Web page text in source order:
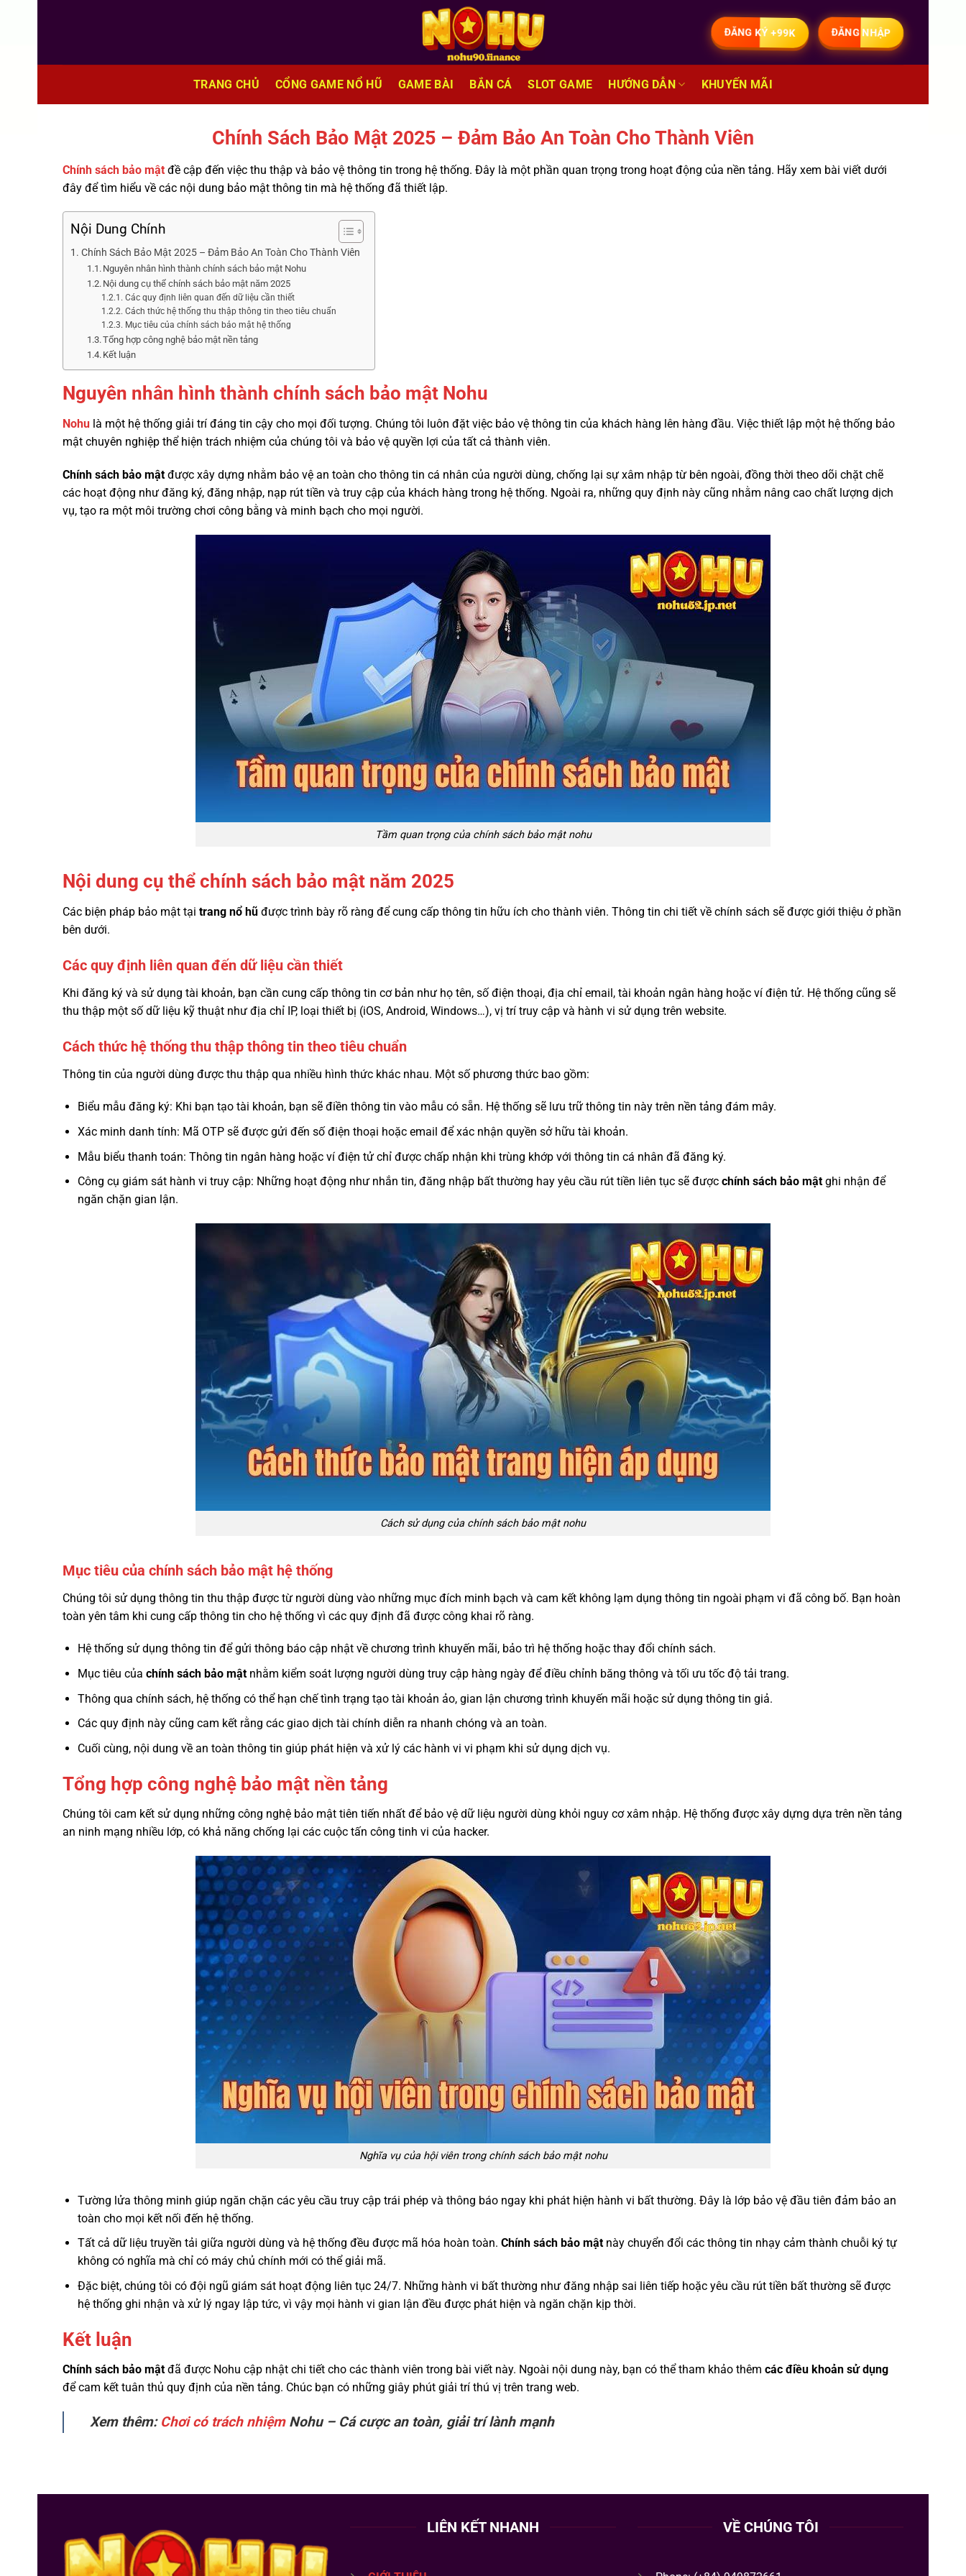
dung
ĐĂNG KÝ +99K ĐĂNG NHẬP
TRANG CHỦ CỔNG GAME NỔ HŨ GAME BÀI BẮN CÁ SLOT GAME HƯỚNG DẪN KHUYẾN MÃI
Chính Sách Bảo Mật 2025 – Đảm Bảo An Toàn Cho Thành Viên
Chính sách bảo mật đề cập đến việc thu thập và bảo vệ thông tin trong hệ thống. Đây là một phần quan trọng trong hoạt động của nền tảng. Hãy xem bài viết dưới
đây để tìm hiểu về các nội dung bảo mật thông tin mà hệ thống đã thiết lập.
Nội Dung Chính
Chính Sách Bảo Mật 2025 – Đảm Bảo An Toàn Cho Thành Viên
Nguyên nhân hình thành chính sách bảo mật Nohu
Nội dung cụ thể chính sách bảo mật năm 2025
Các quy định liên quan đến dữ liệu cần thiết
Cách thức hệ thống thu thập thông tin theo tiêu chuẩn
Mục tiêu của chính sách bảo mật hệ thống
Tổng hợp công nghệ bảo mật nền tảng
Kết luận
Nguyên nhân hình thành chính sách bảo mật Nohu
Nohu là một hệ thống giải trí đáng tin cậy cho mọi đối tượng. Chúng tôi luôn đặt việc bảo vệ thông tin của khách hàng lên hàng đầu. Việc thiết lập một hệ thống bảo
mật chuyên nghiệp thể hiện trách nhiệm của chúng tôi và bảo vệ quyền lợi của tất cả thành viên.
Chính sách bảo mật được xây dựng nhằm bảo vệ an toàn cho thông tin cá nhân của người dùng, chống lại sự xâm nhập từ bên ngoài, đồng thời theo dõi chặt chẽ
các hoạt động như đăng ký, đăng nhập, nạp rút tiền và truy cập của khách hàng trong hệ thống. Ngoài ra, những quy định này cũng nhằm nâng cao chất lượng dịch
vụ, tạo ra một môi trường chơi công bằng và minh bạch cho mọi người.
Tầm quan trọng của chính sách bảo mật nohu
Nội dung cụ thể chính sách bảo mật năm 2025
Các biện pháp bảo mật tại trang nổ hũ được trình bày rõ ràng để cung cấp thông tin hữu ích cho thành viên. Thông tin chi tiết về chính sách sẽ được giới thiệu ở phần
bên dưới.
Các quy định liên quan đến dữ liệu cần thiết
Khi đăng ký và sử dụng tài khoản, bạn cần cung cấp thông tin cơ bản như họ tên, số điện thoại, địa chỉ email, tài khoản ngân hàng hoặc ví điện tử. Hệ thống cũng sẽ
thu thập một số dữ liệu kỹ thuật như địa chỉ IP, loại thiết bị (iOS, Android, Windows…), vị trí truy cập và hành vi sử dụng trên website.
Cách thức hệ thống thu thập thông tin theo tiêu chuẩn
Thông tin của người dùng được thu thập qua nhiều hình thức khác nhau. Một số phương thức bao gồm:
Biểu mẫu đăng ký: Khi bạn tạo tài khoản, bạn sẽ điền thông tin vào mẫu có sẵn. Hệ thống sẽ lưu trữ thông tin này trên nền tảng đám mây.
Xác minh danh tính: Mã OTP sẽ được gửi đến số điện thoại hoặc email để xác nhận quyền sở hữu tài khoản.
Mẫu biểu thanh toán: Thông tin ngân hàng hoặc ví điện tử chỉ được chấp nhận khi trùng khớp với thông tin cá nhân đã đăng ký.
Công cụ giám sát hành vi truy cập: Những hoạt động như nhắn tin, đăng nhập bất thường hay yêu cầu rút tiền liên tục sẽ được chính sách bảo mậtghi nhận để
ngăn chặn gian lận.
Cách sử dụng của chính sách bảo mật nohu
Mục tiêu của chính sách bảo mật hệ thống
Chúng tôi sử dụng thông tin thu thập được từ người dùng vào những mục đích minh bạch và cam kết không lạm dụng thông tin ngoài phạm vi đã công bố. Bạn hoàn
toàn yên tâm khi cung cấp thông tin cho hệ thống vì các quy định đã được công khai rõ ràng.
Hệ thống sử dụng thông tin để gửi thông báo cập nhật về chương trình khuyến mãi, bảo trì hệ thống hoặc thay đổi chính sách.
Mục tiêu của chính sách bảo mậtnhằm kiểm soát lượng người dùng truy cập hàng ngày để điều chỉnh băng thông và tối ưu tốc độ tải trang.
Thông qua chính sách, hệ thống có thể hạn chế tình trạng tạo tài khoản ảo, gian lận chương trình khuyến mãi hoặc sử dụng thông tin giả.
Các quy định này cũng cam kết rằng các giao dịch tài chính diễn ra nhanh chóng và an toàn.
Cuối cùng, nội dung về an toàn thông tin giúp phát hiện và xử lý các hành vi vi phạm khi sử dụng dịch vụ.
Tổng hợp công nghệ bảo mật nền tảng
Chúng tôi cam kết sử dụng những công nghệ bảo mật tiên tiến nhất để bảo vệ dữ liệu người dùng khỏi nguy cơ xâm nhập. Hệ thống được xây dựng dựa trên nền tảng
an ninh mạng nhiều lớp, có khả năng chống lại các cuộc tấn công tinh vi của hacker.
Nghĩa vụ của hội viên trong chính sách bảo mật nohu
Tường lửa thông minh giúp ngăn chặn các yêu cầu truy cập trái phép và thông báo ngay khi phát hiện hành vi bất thường. Đây là lớp bảo vệ đầu tiên đảm bảo an
toàn cho mọi kết nối đến hệ thống.
Tất cả dữ liệu truyền tải giữa người dùng và hệ thống đều được mã hóa hoàn toàn. Chính sách bảo mậtnày chuyển đổi các thông tin nhạy cảm thành chuỗi ký tự
không có nghĩa mà chỉ có máy chủ chính mới có thể giải mã.
Đặc biệt, chúng tôi có đội ngũ giám sát hoạt động liên tục 24/7. Những hành vi bất thường như đăng nhập sai liên tiếp hoặc yêu cầu rút tiền bất thường sẽ được
hệ thống ghi nhận và xử lý ngay lập tức, vì vậy mọi hành vi gian lận đều được phát hiện và ngăn chặn kịp thời.
Kết luận
Chính sách bảo mật đã được Nohu cập nhật chi tiết cho các thành viên trong bài viết này. Ngoài nội dung này, bạn có thể tham khảo thêm các điều khoản sử dụng
để cam kết tuân thủ quy định của nền tảng. Chúc bạn có những giây phút giải trí thú vị trên trang web.
Xem thêm: Chơi có trách nhiệmNohu – Cá cược an toàn, giải trí lành mạnh
LIÊN KẾT NHANH VỀ CHÚNG TÔI